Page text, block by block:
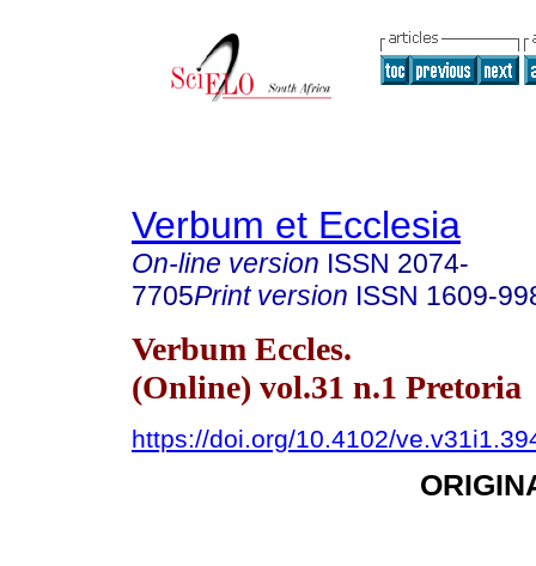
Verbum et Ecclesia
On-line version ISSN 2074-
7705Print version ISSN 1609-
Verbum Eccles.
(Online) vol.31 n.1 Pretoria
https://doi.org/10.4102/